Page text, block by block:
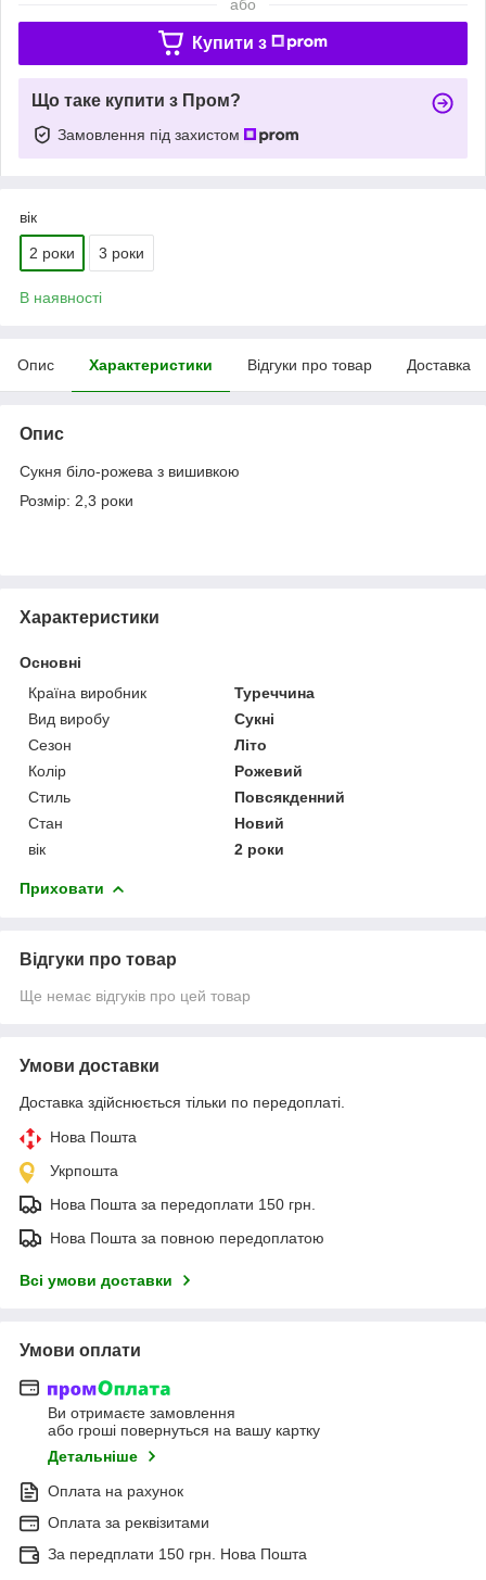
або
Купити з
Що таке купити з Пром?
Замовлення під захистом
вік
2 роки 3 роки
В наявності
Опис Характеристики Відгуки про товар Доставка
Опис
Сукня біло-рожева з вишивкою
Розмір: 2,3 роки
Характеристики
Основні
Країна виробник
Туреччина
Вид виробу
Сукні
Сезон
Літо
Колір
Рожевий
Стиль
Повсякденний
Стан
Новий
вік
2 роки
Приховати
Відгуки про товар
Ще немає відгуків про цей товар
Умови доставки
Доставка здійснюється тільки по передоплаті.
Нова Пошта
Укрпошта
Нова Пошта за передоплати 150 грн.
Нова Пошта за повною передоплатою
Всі умови доставки
Умови оплати
Ви отримаєте замовлення
або гроші повернуться на вашу картку
Детальніше
Оплата на рахунок
Оплата за реквізитами
За передплати 150 грн. Нова Пошта